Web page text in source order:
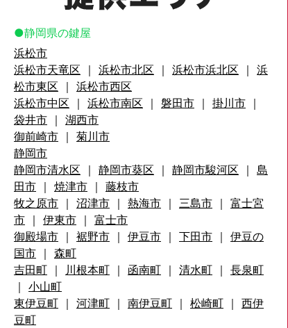
静岡県の鍵屋
浜松市
浜松市天竜区 ｜ 浜松市北区 ｜ 浜松市浜北区 ｜ 浜
松市東区 ｜ 浜松市西区
浜松市中区 ｜ 浜松市南区 ｜ 磐田市 ｜ 掛川市 ｜
袋井市 ｜ 湖西市
御前崎市 ｜ 菊川市
静岡市
静岡市清水区 ｜ 静岡市葵区 ｜ 静岡市駿河区 ｜ 島
田市 ｜ 焼津市 ｜ 藤枝市
牧之原市 ｜ 沼津市 ｜ 熱海市 ｜ 三島市 ｜ 富士宮
市 ｜ 伊東市 ｜ 富士市
御殿場市 ｜ 裾野市 ｜ 伊豆市 ｜ 下田市 ｜ 伊豆の
国市 ｜ 森町
吉田町 ｜ 川根本町 ｜ 函南町 ｜ 清水町 ｜ 長泉町
｜ 小山町
東伊豆町 ｜ 河津町 ｜ 南伊豆町 ｜ 松崎町 ｜ 西伊
豆町